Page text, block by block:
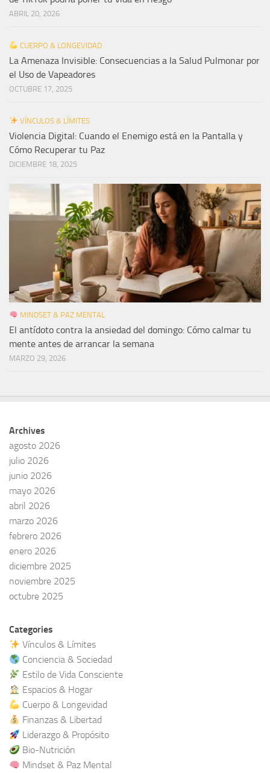
ABRIL 20, 2026
CUERPO & LONGEVIDAD
La Amenaza Invisible: Consecuencias a la Salud Pulmonar por
el Uso de Vapeadores
OCTUBRE 17, 2025
VÍNCULOS & LÍMITES
Violencia Digital: Cuando el Enemigo está en la Pantalla y
Cómo Recuperar tu Paz
DICIEMBRE 18, 2025
MINDSET & PAZ MENTAL
El antídoto contra la ansiedad del domingo: Cómo calmar tu
mente antes de arrancar la semana
MARZO 29, 2026
Archives
agosto 2026
julio 2026
junio 2026
mayo 2026
abril 2026
marzo 2026
febrero 2026
enero 2026
diciembre 2025
noviembre 2025
octubre 2025
Categories
Vínculos & Límites
Conciencia & Sociedad
Estilo de Vida Consciente
Espacios & Hogar
Cuerpo & Longevidad
Finanzas & Libertad
Liderazgo & Propósito
Bio-Nutrición
Mindset & Paz Mental